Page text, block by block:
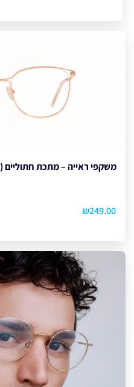
משקפי ראייה – מתכת חתוליים (1117)
₪249.00